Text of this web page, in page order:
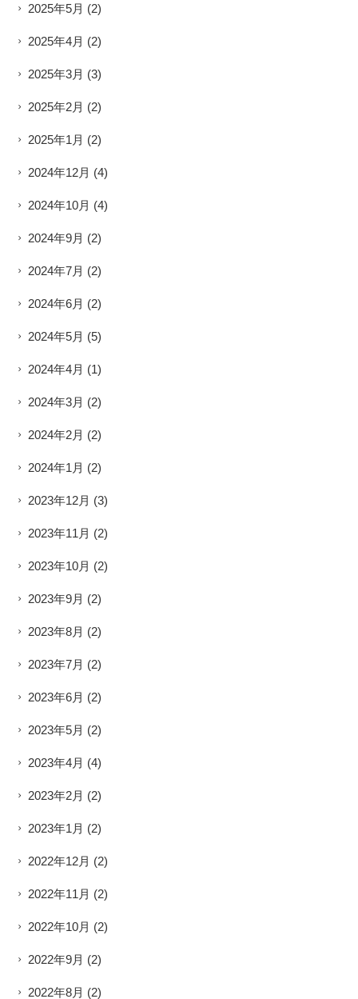
2025年5月 (2)
2025年4月 (2)
2025年3月 (3)
2025年2月 (2)
2025年1月 (2)
2024年12月 (4)
2024年10月 (4)
2024年9月 (2)
2024年7月 (2)
2024年6月 (2)
2024年5月 (5)
2024年4月 (1)
2024年3月 (2)
2024年2月 (2)
2024年1月 (2)
2023年12月 (3)
2023年11月 (2)
2023年10月 (2)
2023年9月 (2)
2023年8月 (2)
2023年7月 (2)
2023年6月 (2)
2023年5月 (2)
2023年4月 (4)
2023年2月 (2)
2023年1月 (2)
2022年12月 (2)
2022年11月 (2)
2022年10月 (2)
2022年9月 (2)
2022年8月 (2)